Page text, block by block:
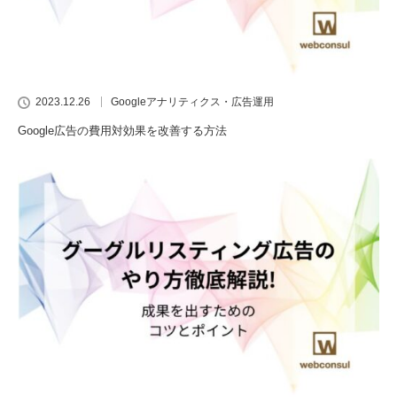
2023.12.26 Googleアナリティクス・広告運用
Google広告の費用対効果を改善する方法